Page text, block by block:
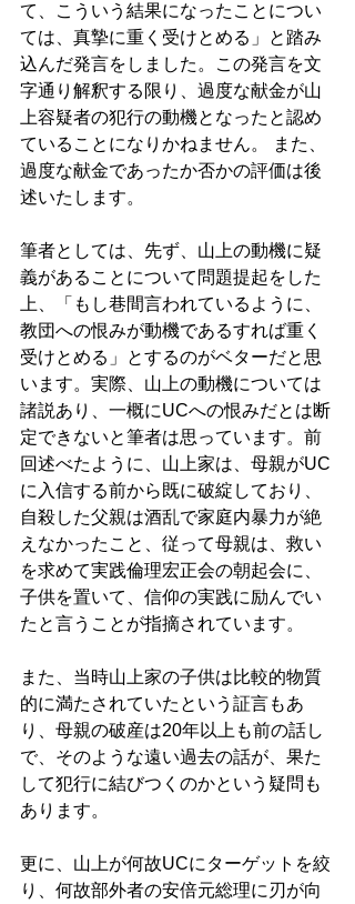
て、こういう結果になったことについ
ては、真摯に重く受けとめる」と踏み
込んだ発言をしました。この発言を文
字通り解釈する限り、過度な献金が山
上容疑者の犯行の動機となったと認め
ていることになりかねません。 また、
過度な献金であったか否かの評価は後
述いたします。
筆者としては、先ず、山上の動機に疑
義があることについて問題提起をした
上、「もし巷間言われているように、
教団への恨みが動機であるすれば重く
受けとめる」とするのがベターだと思
います。実際、山上の動機については
諸説あり、一概にUCへの恨みだとは断
定できないと筆者は思っています。前
回述べたように、山上家は、母親がUC
に入信する前から既に破綻しており、
自殺した父親は酒乱で家庭内暴力が絶
えなかったこと、従って母親は、救い
を求めて実践倫理宏正会の朝起会に、
子供を置いて、信仰の実践に励んでい
たと言うことが指摘されています。
また、当時山上家の子供は比較的物質
的に満たされていたという証言もあ
り、母親の破産は20年以上も前の話し
で、そのような遠い過去の話が、果た
して犯行に結びつくのかという疑問も
あります。
更に、山上が何故UCにターゲットを絞
り、何故部外者の安倍元総理に刃が向